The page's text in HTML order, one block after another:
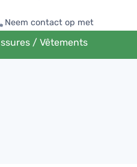
Neem contact op met
/ Vêtements